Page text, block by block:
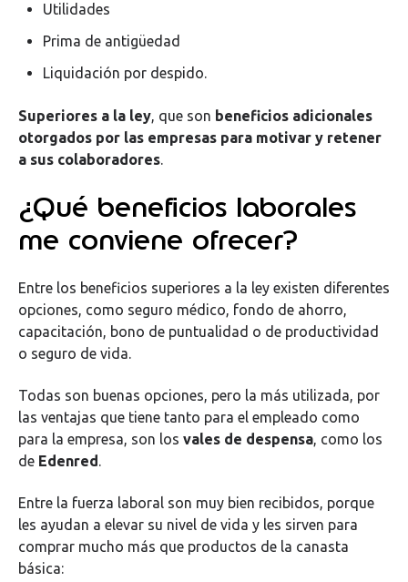
Utilidades
Prima de antigüedad
Liquidación por despido.
Superiores a la ley, que son beneficios adicionales
otorgados por las empresas para motivar y retener
a sus colaboradores.
¿Qué beneficios laborales
me conviene ofrecer?
Entre los beneficios superiores a la ley existen diferentes
opciones, como seguro médico, fondo de ahorro,
capacitación, bono de puntualidad o de productividad
o seguro de vida.
Todas son buenas opciones, pero la más utilizada, por
las ventajas que tiene tanto para el empleado como
para la empresa, son los vales de despensa, como los
de Edenred.
Entre la fuerza laboral son muy bien recibidos, porque
les ayudan a elevar su nivel de vida y les sirven para
comprar mucho más que productos de la canasta
básica: